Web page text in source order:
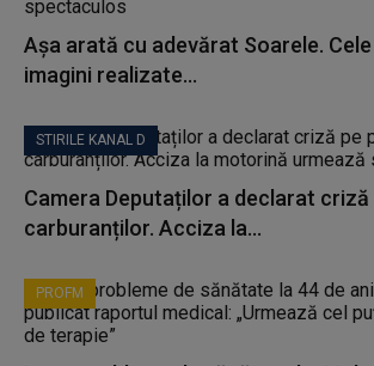
Așa arată cu adevărat Soarele.
imagini realizate...
STIRILE KANAL D
Camera Deputaților a declarat criză
carburanților. Acciza la...
PROFM